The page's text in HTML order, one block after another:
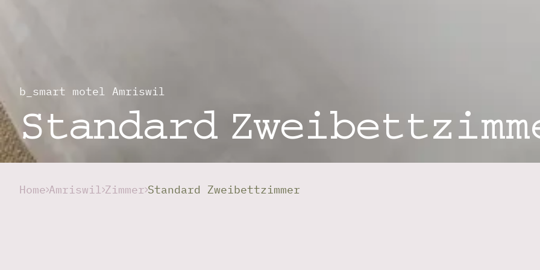
b_smart motel Amriswil
Standard
Home Amriswil Zimmer Standard Zweibettzimmer